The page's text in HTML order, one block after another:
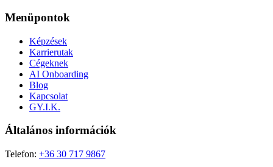
Menüpontok
Képzések
Karrierutak
Cégeknek
AI Onboarding
Blog
Kapcsolat
GY.I.K.
Általános információk
Telefon: +36 30 717 9867